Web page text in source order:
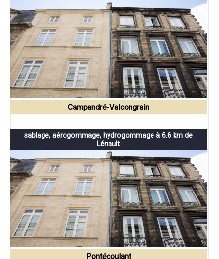
Campandré-Valcongrain
sablage, aérogommage, hydrogommage à 6.6 km de
Lénault
Pontécoulant